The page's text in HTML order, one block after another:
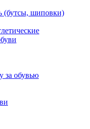
(бутсы, шиповки)
за обувью